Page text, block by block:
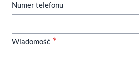
Numer telefonu
Wiadomość